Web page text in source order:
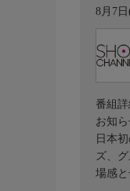
8月7
番組
お知ら
日本
ズ、
場感と